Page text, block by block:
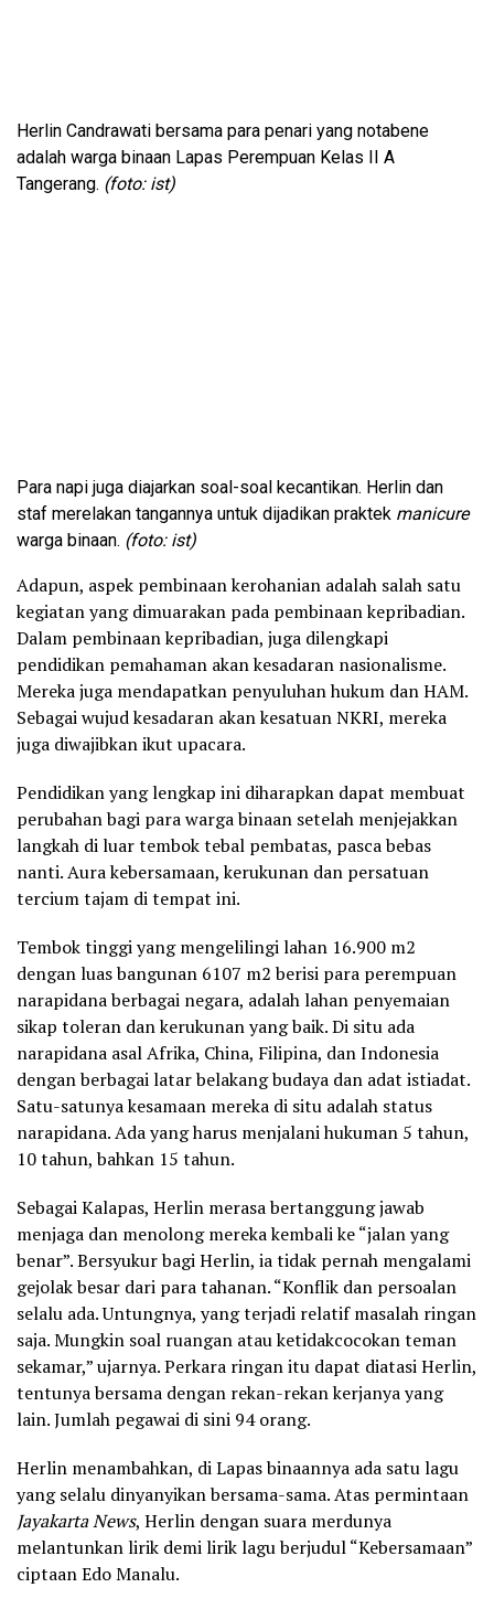
Herlin Candrawati bersama para penari yang notabene
adalah warga binaan Lapas Perempuan Kelas II A
Tangerang. (foto: ist)
Para napi juga diajarkan soal-soal kecantikan. Herlin dan
staf merelakan tangannya untuk dijadikan praktek manicure
warga binaan. (foto: ist)
Adapun, aspek pembinaan kerohanian adalah salah satu
kegiatan yang dimuarakan pada pembinaan kepribadian.
Dalam pembinaan kepribadian, juga dilengkapi
pendidikan pemahaman akan kesadaran nasionalisme.
Mereka juga mendapatkan penyuluhan hukum dan HAM.
Sebagai wujud kesadaran akan kesatuan NKRI, mereka
juga diwajibkan ikut upacara.
Pendidikan yang lengkap ini diharapkan dapat membuat
perubahan bagi para warga binaan setelah menjejakkan
langkah di luar tembok tebal pembatas, pasca bebas
nanti. Aura kebersamaan, kerukunan dan persatuan
tercium tajam di tempat ini.
Tembok tinggi yang mengelilingi lahan 16.900 m2
dengan luas bangunan 6107 m2 berisi para perempuan
narapidana berbagai negara, adalah lahan penyemaian
sikap toleran dan kerukunan yang baik. Di situ ada
narapidana asal Afrika, China, Filipina, dan Indonesia
dengan berbagai latar belakang budaya dan adat istiadat.
Satu-satunya kesamaan mereka di situ adalah status
narapidana. Ada yang harus menjalani hukuman 5 tahun,
10 tahun, bahkan 15 tahun.
Sebagai Kalapas, Herlin merasa bertanggung jawab
menjaga dan menolong mereka kembali ke “jalan yang
benar”. Bersyukur bagi Herlin, ia tidak pernah mengalami
gejolak besar dari para tahanan. “Konflik dan persoalan
selalu ada. Untungnya, yang terjadi relatif masalah ringan
saja. Mungkin soal ruangan atau ketidakcocokan teman
sekamar,” ujarnya. Perkara ringan itu dapat diatasi Herlin,
tentunya bersama dengan rekan-rekan kerjanya yang
lain. Jumlah pegawai di sini 94 orang.
Herlin menambahkan, di Lapas binaannya ada satu lagu
yang selalu dinyanyikan bersama-sama. Atas permintaan
Jayakarta News, Herlin dengan suara merdunya
melantunkan lirik demi lirik lagu berjudul “Kebersamaan”
ciptaan Edo Manalu.